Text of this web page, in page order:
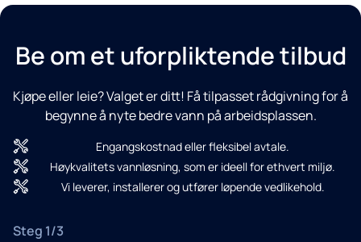
Be om et uforpliktende tilbud
Kjøpe eller leie? Valget er ditt! Få tilpasset rådgivning for å
begynne å nyte bedre vann på arbeidsplassen.
Engangskostnad eller fleksibel avtale.
Høykvalitets vannløsning, som er ideell for ethvert miljø.
Vi leverer, installerer og utfører løpende vedlikehold.
Steg 1/3